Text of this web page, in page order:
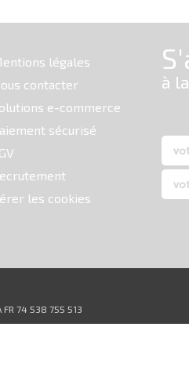
légales
contacter
e-commerce
sécurisé
les cookies
74 538 755 513